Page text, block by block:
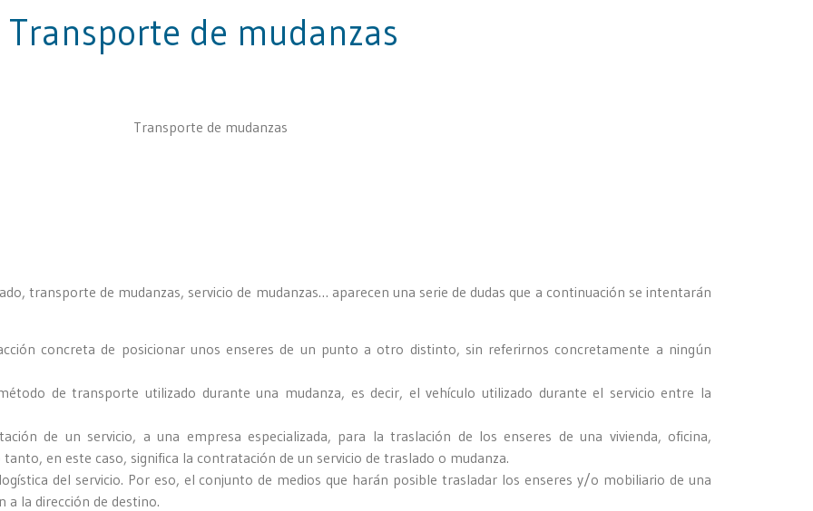
Transporte de mudanzas
transporte de mudanzas, servicio de mudanzas… aparecen una serie de dudas que a continuación se intentarán
concreta de posicionar unos enseres de un punto a otro distinto, sin referirnos concretamente a ningún
de transporte utilizado durante una mudanza, es decir, el vehículo utilizado durante el servicio entre la
de un servicio, a una empresa especializada, para la traslación de los enseres de una vivienda, oficina,
en este caso, significa la contratación de un servicio de traslado o mudanza.
del servicio. Por eso, el conjunto de medios que harán posible trasladar los enseres y/o mobiliario de una
a la dirección de destino.